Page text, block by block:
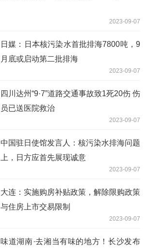
2023-09-07
日媒：日本核污染水首批排海7800吨，9
月底或启动第二批排海
2023-09-07
四川达州“9·7”道路交通事故致1死20伤 伤
员已送医院救治
2023-09-07
中国驻日使馆发言人：核污染水排海问题
上，日方应首先展现诚意
2023-09-07
大连：实施购房补贴政策，解除限购政策
与住房上市交易限制
2023-09-07
味道湖南·去湘当有味的地方！长沙发布